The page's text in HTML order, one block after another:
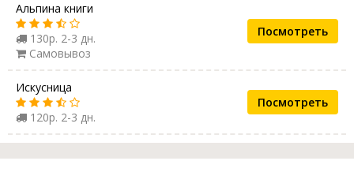
Альпина книги
130р. 2-3 дн.
Самовывоз
Посмотреть
Искусница
120р. 2-3 дн.
Посмотреть